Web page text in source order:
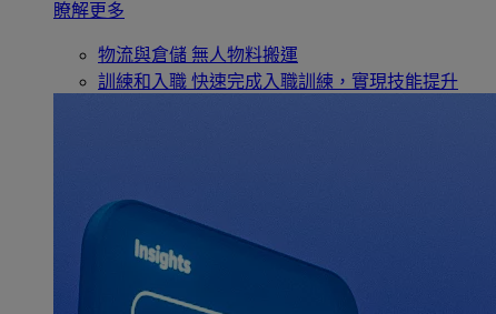
瞭解更多
物流與倉儲 無人物料搬運
訓練和入職 快速完成入職訓練，實現技能提升